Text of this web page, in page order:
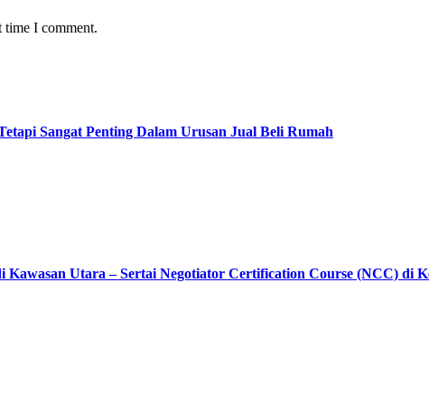
time I comment.
Sangat Penting Dalam Urusan Jual Beli Rumah
Utara – Sertai Negotiator Certification Course (NCC) di